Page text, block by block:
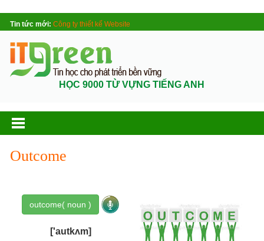
Tin tức mới: Công ty thiết kế Website
HỌC 9000 TỪ VỰNG TIẾNG ANH
Outcome
outcome( noun )
['autkʌm]